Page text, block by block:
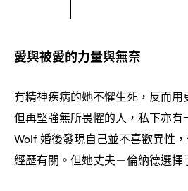
愛與被愛的力量與無奈
有精神疾病的她不懼生死 ， 反而用
但再堅強無所畏懼的人 ， 私下亦有
Wolf婚後發現自己並不喜歡異性 ，
經歷有關。但她丈夫－倫納德選擇